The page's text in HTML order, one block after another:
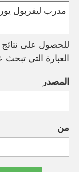
للحصول على نتائج
العبارة التي
المصدر
من